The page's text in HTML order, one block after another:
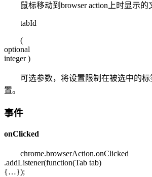
鼠标移动到browser action上时显示的
tabId
(
optional
integer)
可选参数，将设置限制在被选中的
置。
事件
onClicked
chrome.browserAction.onClicked
.addListener(function(Tab tab)
{…});